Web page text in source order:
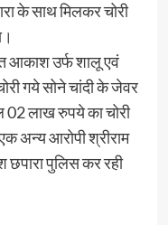
के साथ मिलकर चोरी
आकाश उर्फ शालू एवं
गये सोने चांदी के जेवर
लाख रुपये का चोरी
अन्य आरोपी श्रीराम
छपारा पुलिस कर रही